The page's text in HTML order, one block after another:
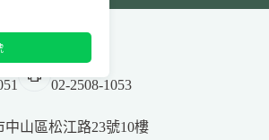
傳真：
02-2508-1053
中山區松江路23號10樓